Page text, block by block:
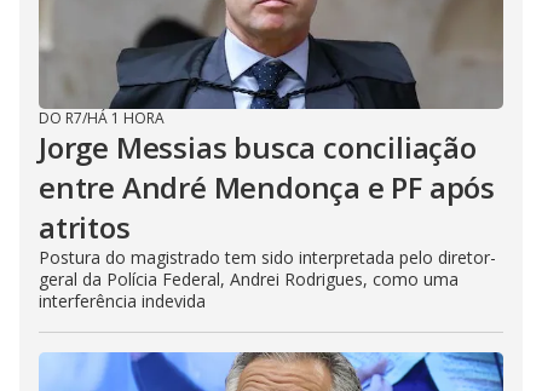
DO R7/HÁ 1 HORA
Jorge Messias busca conciliação
entre André Mendonça e PF após
atritos
Postura do magistrado tem sido interpretada pelo diretor-
geral da Polícia Federal, Andrei Rodrigues, como uma
interferência indevida